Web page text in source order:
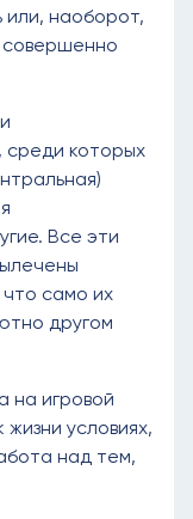
или, наоборот,
совершенно
среди которых
Все эти
что само их
другом
на игровой
условиях,
над тем,